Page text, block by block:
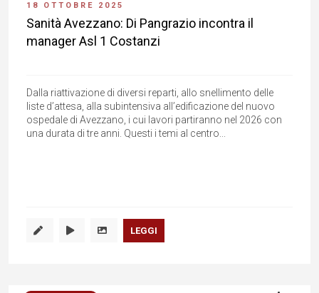
18 OTTOBRE 2025
Sanità Avezzano: Di Pangrazio incontra il
manager Asl 1 Costanzi
Dalla riattivazione di diversi reparti, allo snellimento delle
liste d’attesa, alla subintensiva all’edificazione del nuovo
ospedale di Avezzano, i cui lavori partiranno nel 2026 con
una durata di tre anni. Questi i temi al centro...
LEGGI